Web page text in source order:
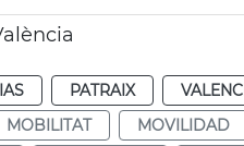
PATRAIX
MOBILITAT MOVILIDAD